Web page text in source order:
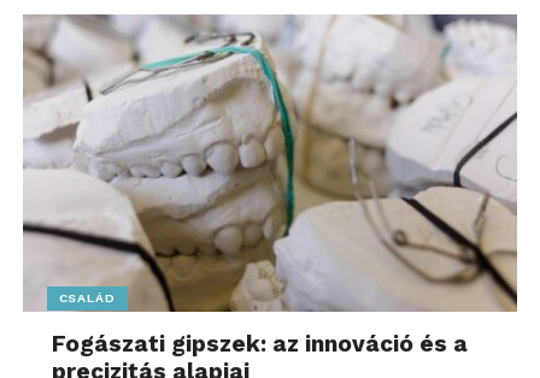
A sofőr állapota ugyanolyan
fontos, mint az autóé
Az év végi hajtás, a bevásárlási láz és a családi
logisztika miatt sokan fáradtan, feszülten ülnek
volán mögé. A reakcióidő fáradtság esetén annyire
megnőhet, hogy az már az ittas vezetés hatásaival
útviszonyok között a menetidő
CSALÁD
Fogászati gipszek: az innováció és a
precizitás alapjai